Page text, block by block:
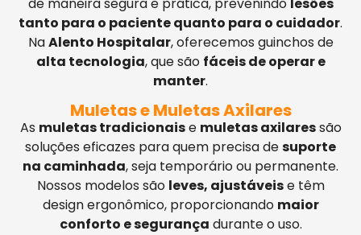
tanto para o paciente quanto para o cuidador.
NaAlento Hospitalar, oferecemos guinchos de
alta tecnologia, que são fáceis de operar e
manter.
Muletas e Muletas Axilares
As muletas tradicionaise muletas axilaressão
soluções eficazes para quem precisa desuporte
na caminhada, seja temporário ou permanente.
Nossos modelos são leves, ajustáveise têm
design ergonômico, proporcionando maior
conforto e segurança durante o uso.